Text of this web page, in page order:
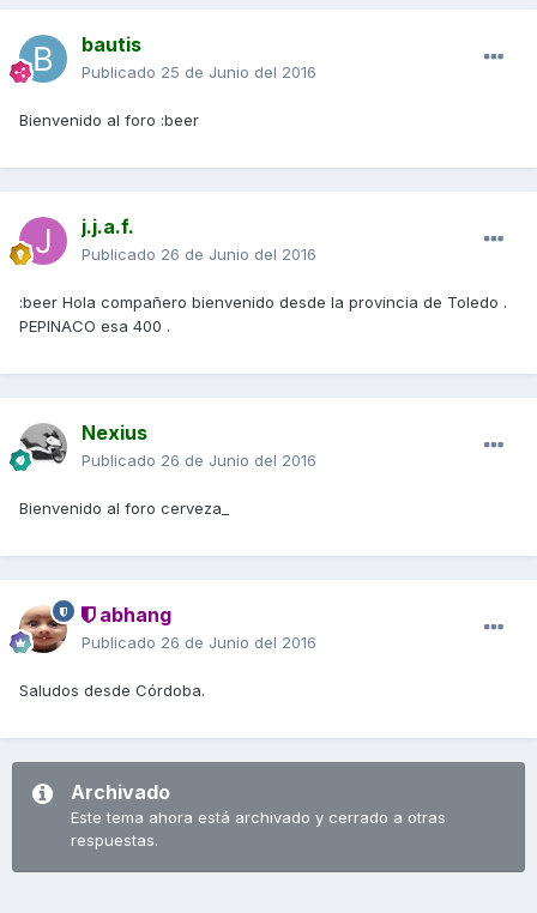
bautis
Publicado 25 de Junio del 2016
Bienvenido al foro :beer
j.j.a.f.
Publicado 26 de Junio del 2016
:beer Hola compañero bienvenido desde la provincia de Toledo .
PEPINACO esa 400 .
Nexius
Publicado 26 de Junio del 2016
Bienvenido al foro cerveza_
abhang
Publicado 26 de Junio del 2016
Saludos desde Córdoba.
Archivado
Este tema ahora está archivado y cerrado a otras
respuestas.